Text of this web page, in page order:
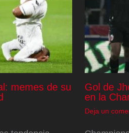
memes de su
Gol de
en la
Deja un